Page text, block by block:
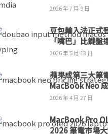
2026 年 7 月 9 日
豆包輸入法正式
「嘴巴」比鍵盤
2026 年 5 月 13 日
蘋果成第三大筆
MacBook Neo
2026 年 4 月 27 日
MacBook Pro
2026 筆電市場